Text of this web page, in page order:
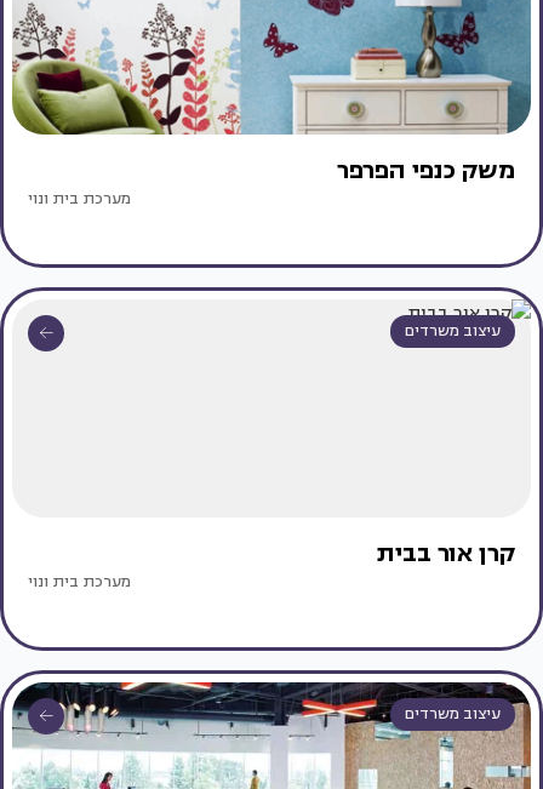
משק כנפי הפרפר
מערכת בית ונוי
עיצוב משרדים
קרן אור בבית
מערכת בית ונוי
עיצוב משרדים